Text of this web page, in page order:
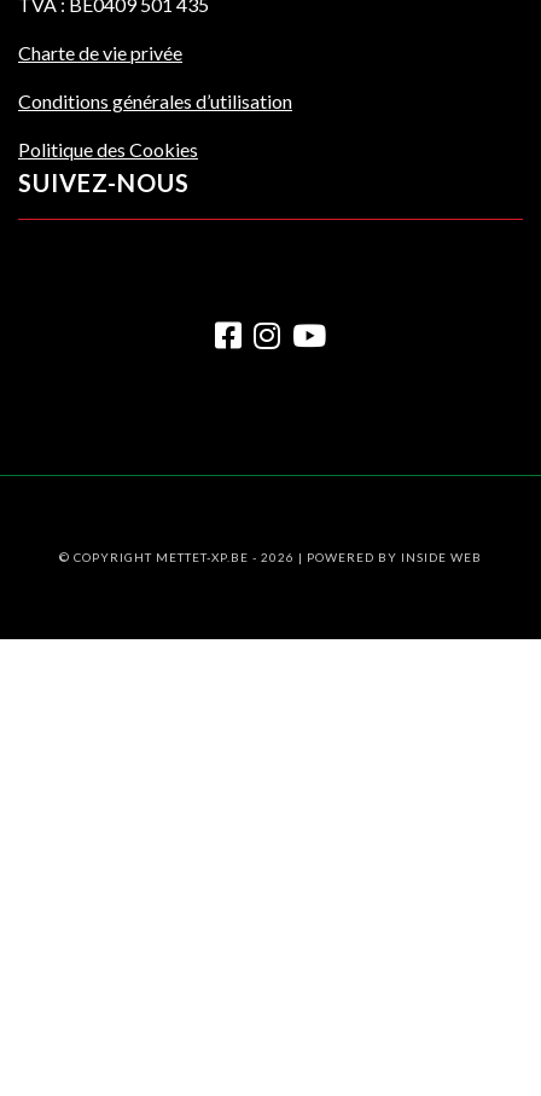
Charte de vie privée
Conditions générales d’utilisation
Politique des Cookies
SUIVEZ-NOUS
© COPYRIGHT METTET-XP.BE - 2026 | POWERED BY INSIDE WEB